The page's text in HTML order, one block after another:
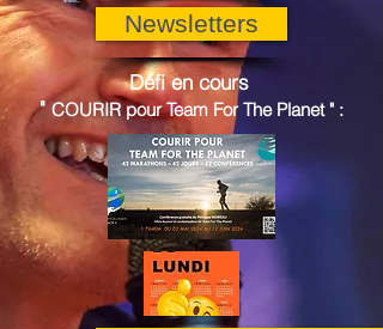
Newsletters
Défi en cours
"COURIR pourTeam For The Planet" :